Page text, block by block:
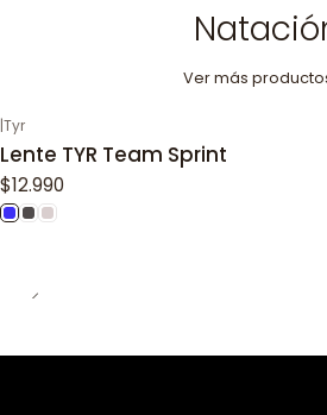
Ver más
|Tyr
Lente TYR Team Sprint
$12.990